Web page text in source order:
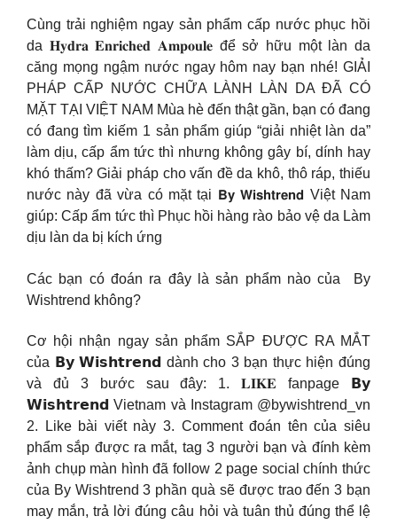
Cùng trải nghiệm ngay sản phẩm cấp nước phục hồi
da 𝐇𝐲𝐝𝐫𝐚 𝐄𝐧𝐫𝐢𝐜𝐡𝐞𝐝 𝐀𝐦𝐩𝐨𝐮𝐥𝐞 để sở hữu một làn da
căng mọng ngậm nước ngay hôm nay bạn nhé! GIẢI
PHÁP CẤP NƯỚC CHỮA LÀNH LÀN DA ĐÃ CÓ
MẶT TẠI VIỆT NAM Mùa hè đến thật gần, bạn có đang
có đang tìm kiếm 1 sản phẩm giúp “giải nhiệt làn da”
làm dịu, cấp ẩm tức thì nhưng không gây bí, dính hay
khó thấm? Giải pháp cho vấn đề da khô, thô ráp, thiếu
nước này đã vừa có mặt tại 𝗕𝘆 𝗪𝗶𝘀𝗵𝘁𝗿𝗲𝗻𝗱 Việt Nam
giúp: Cấp ẩm tức thì Phục hồi hàng rào bảo vệ da Làm
dịu làn da bị kích ứng
Các bạn có đoán ra đây là sản phẩm nào của By
Wishtrend không?
Cơ hội nhận ngay sản phẩm SẮP ĐƯỢC RA MẮT
của 𝗕𝘆 𝗪𝗶𝘀𝗵𝘁𝗿𝗲𝗻𝗱 dành cho 3 bạn thực hiện đúng
và đủ 3 bước sau đây: 1. 𝐋𝐈𝐊𝐄 fanpage 𝗕𝘆
𝗪𝗶𝘀𝗵𝘁𝗿𝗲𝗻𝗱 Vietnam và Instagram @bywishtrend_vn
2. Like bài viết này 3. Comment đoán tên của siêu
phẩm sắp được ra mắt, tag 3 người bạn và đính kèm
ảnh chụp màn hình đã follow 2 page social chính thức
của By Wishtrend 3 phần quà sẽ được trao đến 3 bạn
may mắn, trả lời đúng câu hỏi và tuân thủ đúng thể lệ